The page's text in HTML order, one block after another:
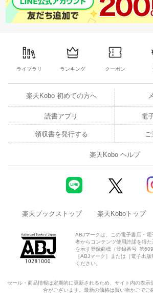
ライブラリ ランキング クーポン
楽天Kobo 初めての方へ
読書アプリ 電
領収書を発行する
楽天Kobo ヘルプ
楽天ブックストップ 楽天Koboトップ
ABJマークは、この電子書店・
者からコンテンツ使用許諾を得
を示す登録商標（登録番号 第
［ABJマーク］または［電子出
ください。
セール・商品情報は定期的に更新されるため、サイト内の表示
合がございます。最新の価格は買い物かごでご